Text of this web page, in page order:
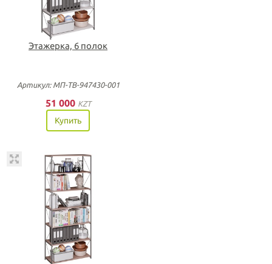
Этажерка, 6 полок
Артикул: МП-ТВ-947430-001
51 000 KZT
Купить